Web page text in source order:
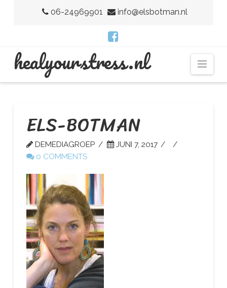
06-24969901 info@elsbotman.nl
H
E
A
L
Y
O
U
healyourstress.nl
ELS-BOTMAN
DEMEDIAGROEP
JUNI 7, 2017
0 COMMENTS